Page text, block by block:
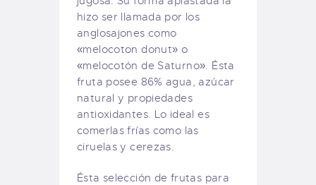
hizo ser llamada por los
anglosajones como
«melocoton donut» o
«melocotón de Saturno». Ésta
fruta posee 86% agua, azúcar
natural y propiedades
antioxidantes. Lo ideal es
comerlas frías como las
ciruelas y cerezas.
Ésta selección de frutas para